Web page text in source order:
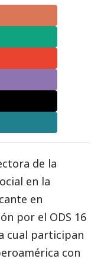
de la
en la
en
por el ODS 16
cual participan
con